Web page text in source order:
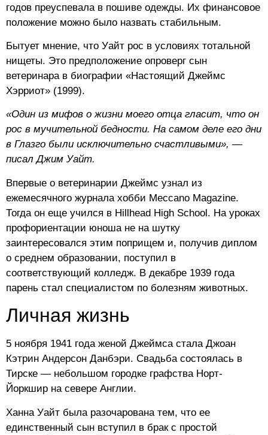
годов преуспевала в пошиве одежды. Их финансовое
положение можно было назвать стабильным.
Бытует мнение, что Уайт рос в условиях тотальной
нищеты. Это предположение опроверг сын
ветеринара в биографии «Настоящий Джеймс
Хэрриот» (1999).
«Один из мифов о жизни моего отца гласит, что он
рос в мучительной бедности. На самом деле его дни
в Глазго были исключительно счастливыми», —
писал Джим Уайт.
Впервые о ветеринарии Джеймс узнал из
ежемесячного журнала хобби Meccano Magazine.
Тогда он еще учился в Hillhead High School. На уроках
профориентации юноша не на шутку
заинтересовался этим поприщем и, получив диплом
о среднем образовании, поступил в
соответствующий колледж. В декабре 1939 года
парень стал специалистом по болезням животных.
Личная жизнь
5 ноября 1941 года женой Джеймса стала Джоан
Кэтрин Андерсон Данбэри. Свадьба состоялась в
Тирске — небольшом городке графства Норт-
Йоркшир на севере Англии.
Ханна Уайт была разочарована тем, что ее
единственный сын вступил в брак с простой